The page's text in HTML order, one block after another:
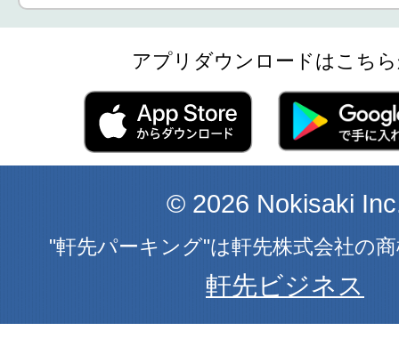
アプリダウンロードはこち
© 2026 Nokisaki
"軒先パーキング"は軒先株式会社の
軒先ビジネス